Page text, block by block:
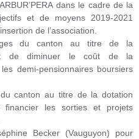
dans le cadre de la
et de moyens 2019-2021
de l’association.
du canton au titre de la
de diminuer le coût de la
demi-pensionnaires boursiers
canton au titre de la dotation
financier les sorties et projets
Becker (Vauguyon) pour